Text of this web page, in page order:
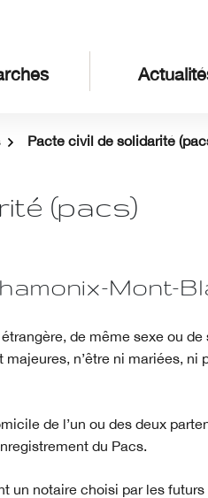
Pacte civil de solidarité
(pacs)
Mont-
de même sexe ou
n’être ni mariées, ni
de l’un ou des deux
du Pacs.
un notaire choisi par les